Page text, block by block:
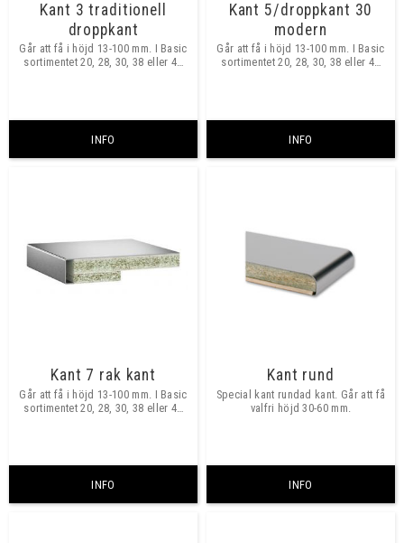
Kant 3 traditionell
droppkant
Går att få i höjd 13-100 mm. I Basic
sortimentet 20, 28, 30, 38 eller 40
INFO
Kant 5/droppkant 30
modern
Går att få i höjd 13-100 mm. I Basic
sortimentet 20, 28, 30, 38 eller 40
INFO
Kant 7 rak kant
Går att få i höjd 13-100 mm. I Basic
sortimentet 20, 28, 30, 38 eller 40
INFO
Kant rund
Special kant rundad kant. Går att få
valfri höjd 30-60 mm.
INFO